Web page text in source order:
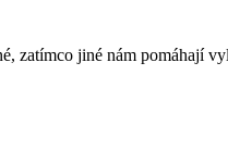
jiné nám pomáhají